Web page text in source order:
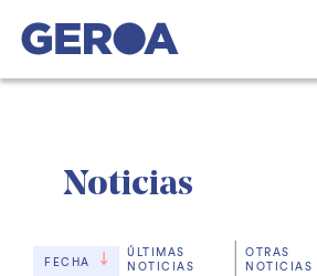
Noticias
FECHA
ÚLTIMAS
NOTICIAS
OTRAS
NOTICIAS